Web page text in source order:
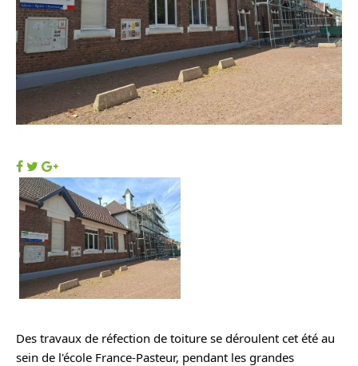
Des travaux de réfection de toiture se déroulent cet été au
sein de l'école France-Pasteur, pendant les grandes